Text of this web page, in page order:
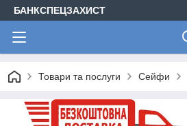
БАНКСПЕЦЗАХИСТ
Товари та послуги Сейфи